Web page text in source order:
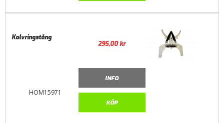
HOM15971
Kolvringstång
295,00kr
INFO
KÖP